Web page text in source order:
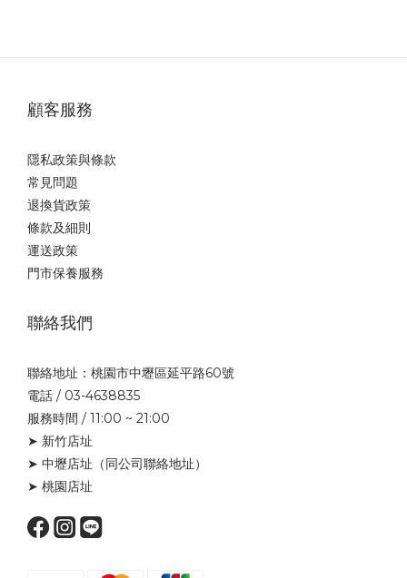
顧客服務
隱私政策與條款
常見問題
退換貨政策
條款及細則
運送政策
門市保養服務
聯絡我們
聯絡地址：桃園市中壢區延平路60號
電話 / 03-4638835
服務時間 / 11:00 ~ 21:00
➤ 新竹店址
➤ 中壢店址 （同公司聯絡地址）
➤ 桃園店址